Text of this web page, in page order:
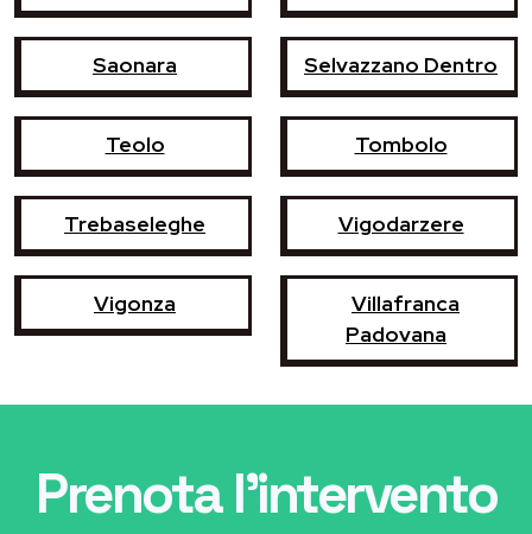
Saonara Selvazzano Dentro
Teolo Tombolo
Trebaseleghe Vigodarzere
Vigonza
Villafranca
Padovana
Prenota l'intervento